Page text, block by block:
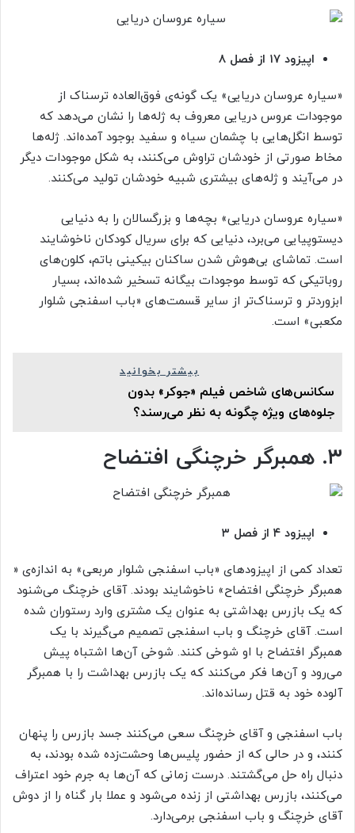
اپیزود ۱۷ از فصل ۸
«سیاره عروسان دریایی» یک گونه‌ی فوق‌العاده ترسناک از
موجودات عروس دریایی معروف به ژله‌ها را نشان می‌دهد که
توسط انگل‌هایی با چشمان سیاه و سفید بوجود آمده‌اند. ژله‌ها
مخاط صورتی از خودشان تراوش می‌کنند، به شکل موجودات دیگر
در می‌آیند و ژله‌های بیشتری شبیه خودشان تولید می‌کنند.
«سیاره عروسان دریایی» بچه‌ها و بزرگسالان را به دنیایی
دیستوپیایی می‌برد، دنیایی که برای سریال کودکان ناخوشایند
است. تماشای بی‌هوش شدن ساکنان بیکینی باتم، کلون‌های
روباتیکی که توسط موجودات بیگانه تسخیر شده‌اند، بسیار
ابزوردتر و ترسناک‌تر از سایر قسمت‌های «باب اسفنجی شلوار
مکعبی» است.
بیشتر بخوانید
سکانس‌های شاخص فیلم «جوکر» بدون
جلوه‌های ویژه چگونه به نظر می‌رسند؟
۳. همبرگر خرچنگی افتضاح
اپیزود ۴ از فصل ۳
تعداد کمی از اپیزودهای «باب اسفنجی شلوار مربعی» به اندازه‌ی «
همبرگر خرچنگی افتضاح» ناخوشایند بودند. آقای خرچنگ می‌شنود
که یک بازرس بهداشتی به عنوان یک مشتری وارد رستوران شده
است. آقای خرچنگ و باب اسفنجی تصمیم می‌گیرند با یک
همبرگر افتضاح با او شوخی کنند. شوخی آن‌ها اشتباه پیش
می‌رود و آن‌ها فکر می‌کنند که یک بازرس بهداشت را با همبرگر
آلوده خود به قتل رسانده‌اند.
باب اسفنجی و آقای خرچنگ سعی می‌کنند جسد بازرس را پنهان
کنند، و در حالی که از حضور پلیس‌ها وحشت‌زده شده بودند، به
دنبال راه حل می‌گشتند. درست زمانی که آن‌ها به جرم خود اعتراف
می‌کنند، بازرس بهداشتی از زنده می‌شود و عملا بار گناه را از دوش
آقای خرچنگ و باب اسفنجی برمی‌دارد.